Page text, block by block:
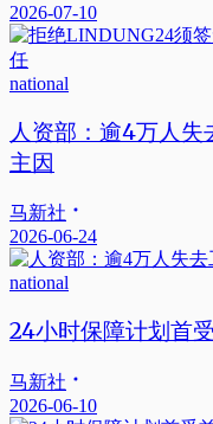
2026-07-10
national
人资部：逾4万人失
主因
马新社
2026-06-24
national
24小时保障计划首
马新社
2026-06-10